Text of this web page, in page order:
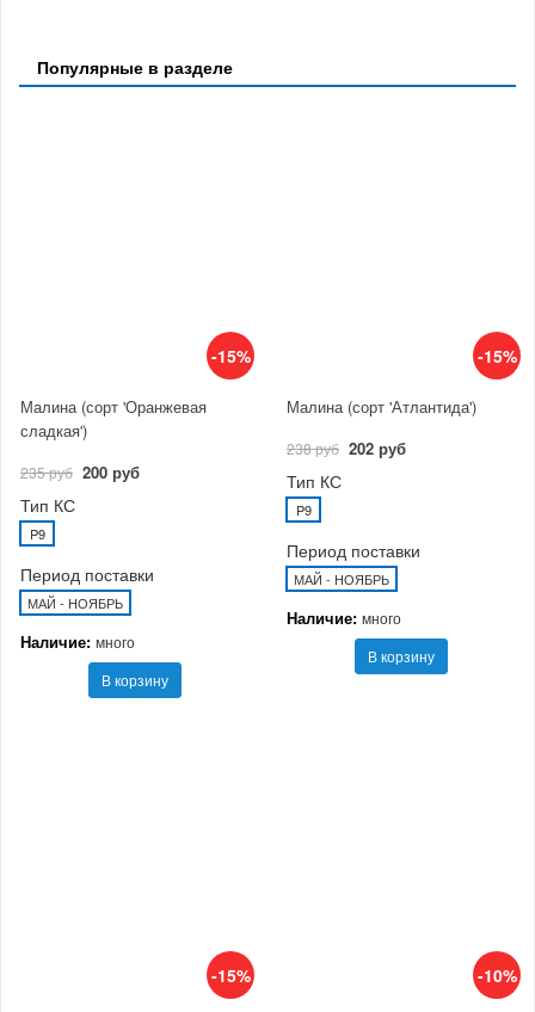
Популярные в разделе
-15%
Малина (сорт 'Оранжевая
сладкая')
235 руб 200 руб
Тип КС
P9
Период поставки
МАЙ - НОЯБРЬ
Наличие: много
В корзину
-15%
Малина (сорт 'Атлантида')
238 руб 202 руб
Тип КС
P9
Период поставки
МАЙ - НОЯБРЬ
Наличие: много
В корзину
-15% -10%